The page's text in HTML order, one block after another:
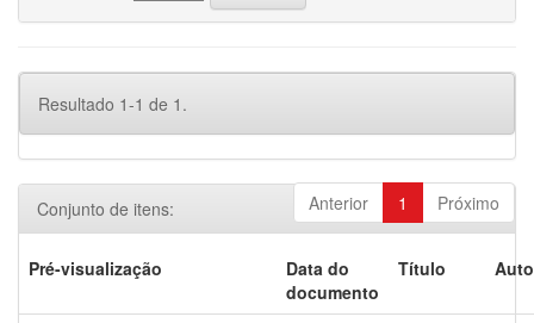
Resultado 1-1 de 1.
Anterior 1 Próximo
Conjunto de itens:
Pré-visualização
Data do
documento
Título